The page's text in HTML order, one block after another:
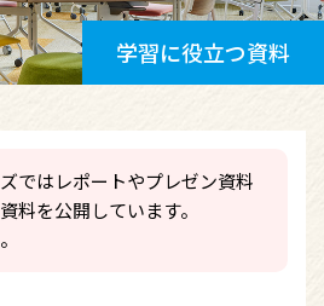
学習に役立つ資料
ではレポートやプレゼン資料
料を公開しています。